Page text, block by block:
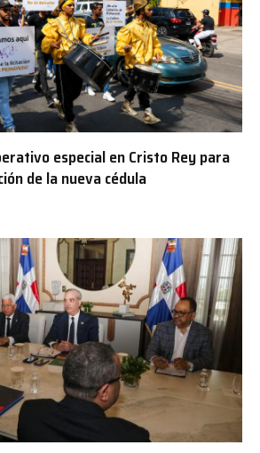
especial en Cristo Rey para
de la nueva cédula